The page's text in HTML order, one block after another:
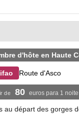
d'hôte en Haute
Route d'Asco
de 80 euros para 1
au départ des gorges